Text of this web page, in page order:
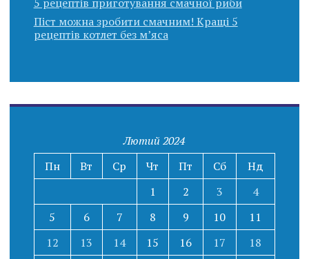
Піст можна зробити смачним! Кращі 5
рецептів котлет без м’яса
Лютий 2024
Пн
Вт Ср Чт Пт Сб
Нд
1
2 3
4
5
6 7 8 9 10
11
12
13 14 15 16 17
18